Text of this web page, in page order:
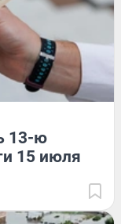
13-ю
15 июля